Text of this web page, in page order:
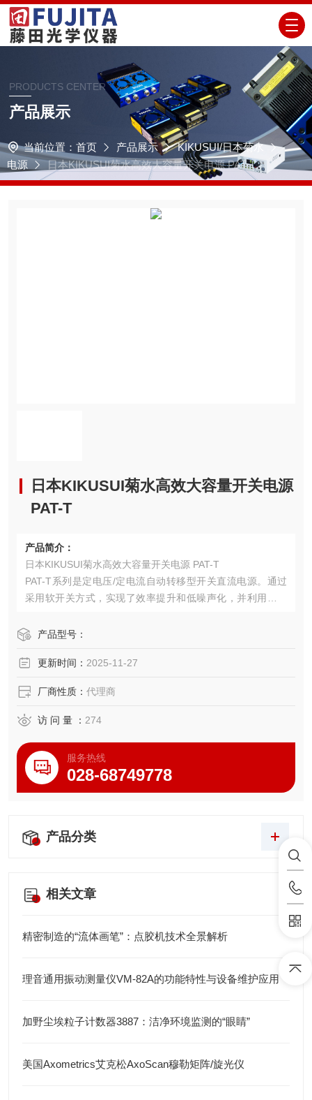
PRODUCTS CENTER
产品展示
当前位置： 首页 产品展示
KIKUSUI/日本菊水
电源
日本KIKUSUI菊水高效大容量开关电源 PAT-T
日本KIKUSUI菊水高效大容量开关电源
PAT-T
产品简介：
日本KIKUSUI菊水高效大容量开关电源 PAT-T
PAT-T系列是定电压/定电流自动转移型开关直流电源。通过
采用软开关方式，实现了效率提升和低噪声化，并利用高密
见地配备了“功率因数改善回路"，不仅改善了电源环境（抑制
以及降低消耗电力的“节能"。
产品型号：
更新时间： 2025-11-27
厂商性质： 代理商
访 问 量 ： 274
服务热线
028-68749778
产品分类
相关文章
精密制造的“流体画笔”：点胶机技术全景解析
理音通用振动测量仪VM-82A的功能特性与设备维护应用
加野尘埃粒子计数器3887：洁净环境监测的“眼睛”
美国Axometrics艾克松AxoScan穆勒矩阵/旋光仪